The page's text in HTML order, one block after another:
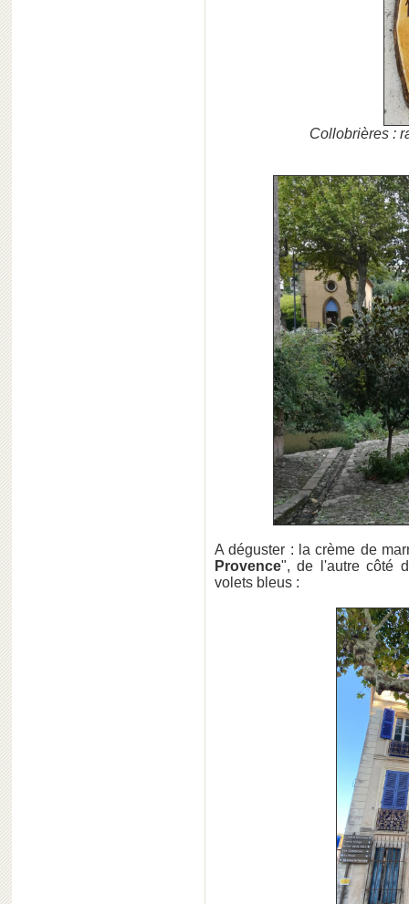
Collobrières :
A déguster : la crème de
Provence", de l'autre côté
volets bleus :